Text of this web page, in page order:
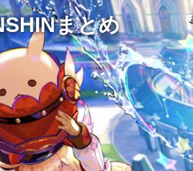
まとめ